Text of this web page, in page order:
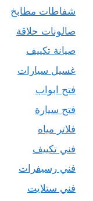
شفاطات مطابخ
صالونات حلاقة
صيانة تكييف
غسيل سيارات
فتح ابواب
فتح سيارة
فلاتر مياه
فني تكييف
فني رسيفرات
فني ستلايت